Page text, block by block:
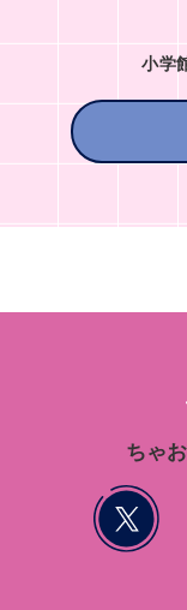
小学
ちゃ